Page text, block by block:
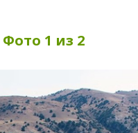
Фото 1 из 2